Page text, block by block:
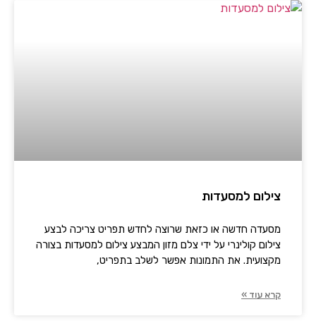
צילום למסעדות
מסעדה חדשה או כזאת שרוצה לחדש תפריט צריכה לבצע
צילום קולינרי על ידי צלם מזון המבצע צילום למסעדות בצורה
מקצועית. את התמונות אפשר לשלב בתפריט,
קרא עוד »